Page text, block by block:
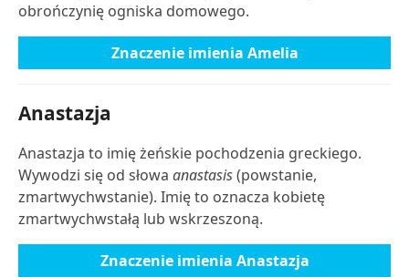
obrończynię ogniska domowego.
Znaczenie imienia Amelia
Anastazja
Anastazja to imię żeńskie pochodzenia greckiego.
Wywodzi się od słowa anastasis(powstanie,
zmartwychwstanie). Imię to oznacza kobietę
zmartwychwstałą lub wskrzeszoną.
Znaczenie imienia Anastazja